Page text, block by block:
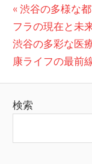
投
稿
ナ
ビ
ゲ
前
の
投
稿:
渋谷の多様な
フラの現在と未
次
の
渋谷の多彩な医
康ライフの最前
検索